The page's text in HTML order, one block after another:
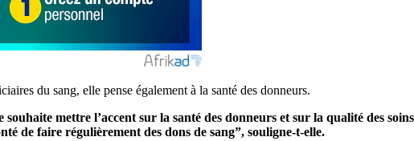
du sang, elle pense également à la santé des donneurs.
mettre l’accent sur la santé des donneurs et sur la qualité des
de faire régulièrement des dons de sang”, souligne-t-elle.